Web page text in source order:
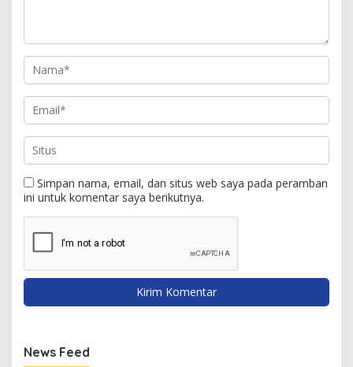
Simpan nama, email, dan situs web saya pada peramban
ini untuk komentar saya berikutnya.
News Feed